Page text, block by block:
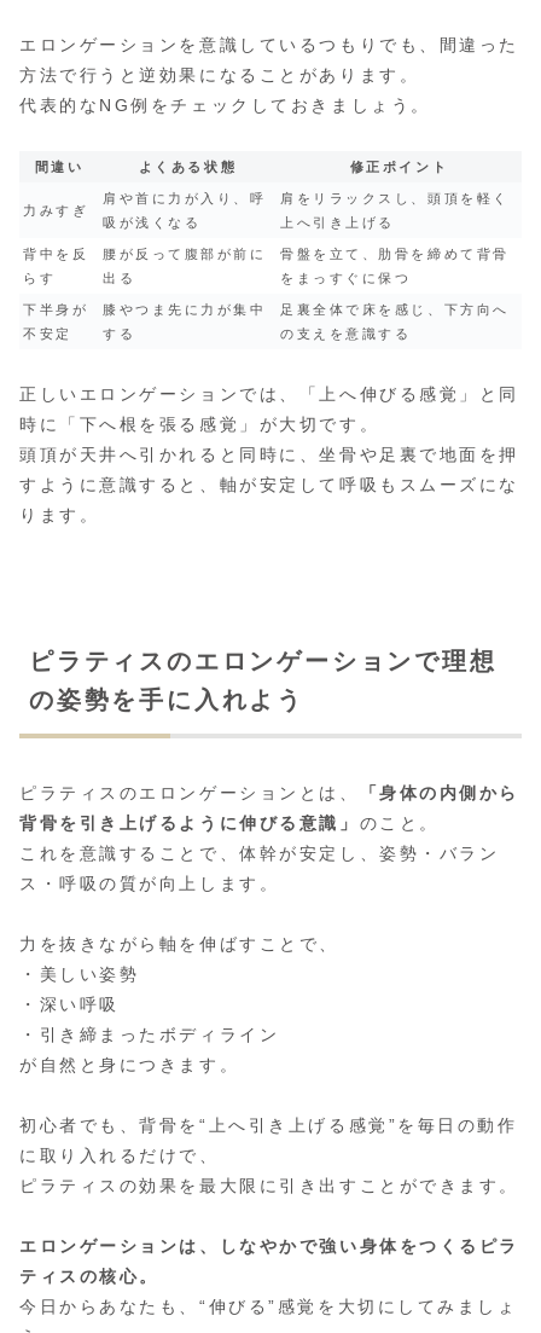
エロンゲーションを意識しているつもりでも、間違った
方法で行うと逆効果になることがあります。
代表的なNG例をチェックしておきましょう。
間違い よくある状態 修正ポイント
力みすぎ
肩や首に力が入り、呼
吸が浅くなる
肩をリラックスし、頭頂を軽く
上へ引き上げる
背中を反
らす
腰が反って腹部が前に
出る
骨盤を立て、肋骨を締めて背骨
をまっすぐに保つ
下半身が
不安定
膝やつま先に力が集中
する
足裏全体で床を感じ、下方向へ
の支えを意識する
正しいエロンゲーションでは、「上へ伸びる感覚」と同
時に「下へ根を張る感覚」が大切です。
頭頂が天井へ引かれると同時に、坐骨や足裏で地面を押
すように意識すると、軸が安定して呼吸もスムーズにな
ります。
ピラティスのエロンゲーションで理想
の姿勢を手に入れよう
ピラティスのエロンゲーションとは、
「身体の内側から
背骨を引き上げるように伸びる意識」 のこと。
これを意識することで、体幹が安定し、姿勢・バラン
ス・呼吸の質が向上します。
力を抜きながら軸を伸ばすことで、
・美しい姿勢
・深い呼吸
・引き締まったボディライン
が自然と身につきます。
初心者でも、背骨を“上へ引き上げる感覚”を毎日の動作
に取り入れるだけで、
ピラティスの効果を最大限に引き出すことができます。
エロンゲーションは、しなやかで強い身体をつくるピラ
ティスの核心。
今日からあなたも、“伸びる”感覚を大切にしてみましょ